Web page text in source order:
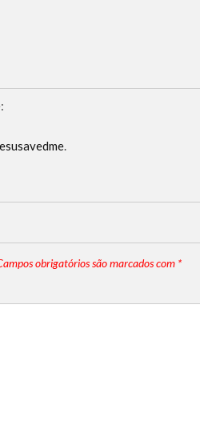
.
obrigatórios são marcados com *